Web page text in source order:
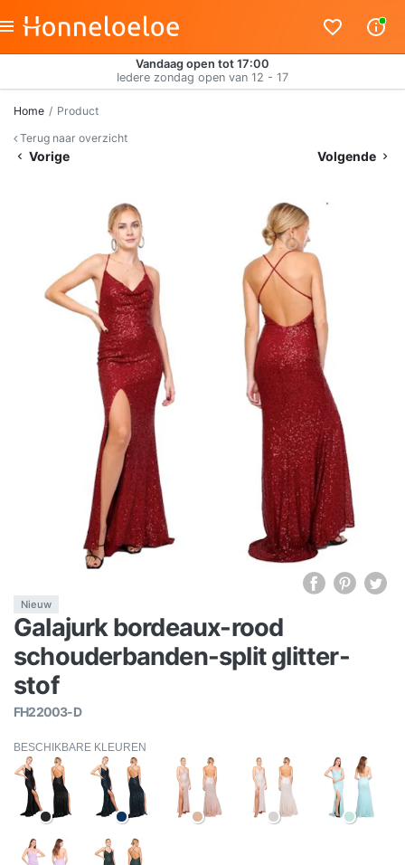
Vandaag open tot 17:00
Iedere zondag open van 12 - 17
Home
Product
Terug naar overzicht
Vorige Volgende
Nieuw
Galajurk bordeaux-rood
schouderbanden-split glitter-
stof
FH22003-D
BESCHIKBARE KLEUREN